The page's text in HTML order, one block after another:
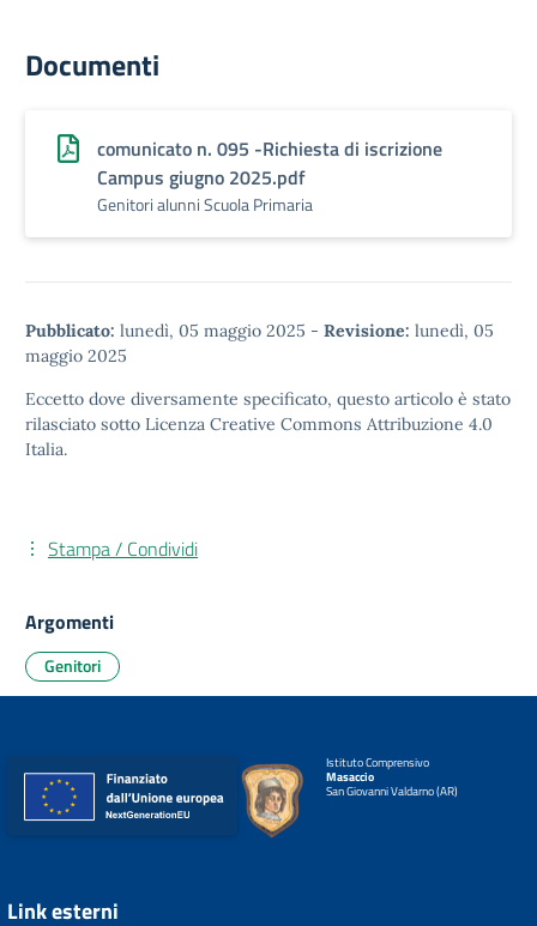
Documenti
comunicato n. 095 -Richiesta di iscrizione
Campus giugno 2025.pdf
Genitori alunni Scuola Primaria
Pubblicato: lunedì, 05 maggio 2025 - Revisione: lunedì, 05
maggio 2025
Eccetto dove diversamente specificato, questo articolo è stato
rilasciato sotto Licenza Creative Commons Attribuzione 4.0
Italia.
Stampa / Condividi
Argomenti
Genitori
Istituto Comprensivo
Masaccio
San Giovanni Valdarno (AR)
Link esterni